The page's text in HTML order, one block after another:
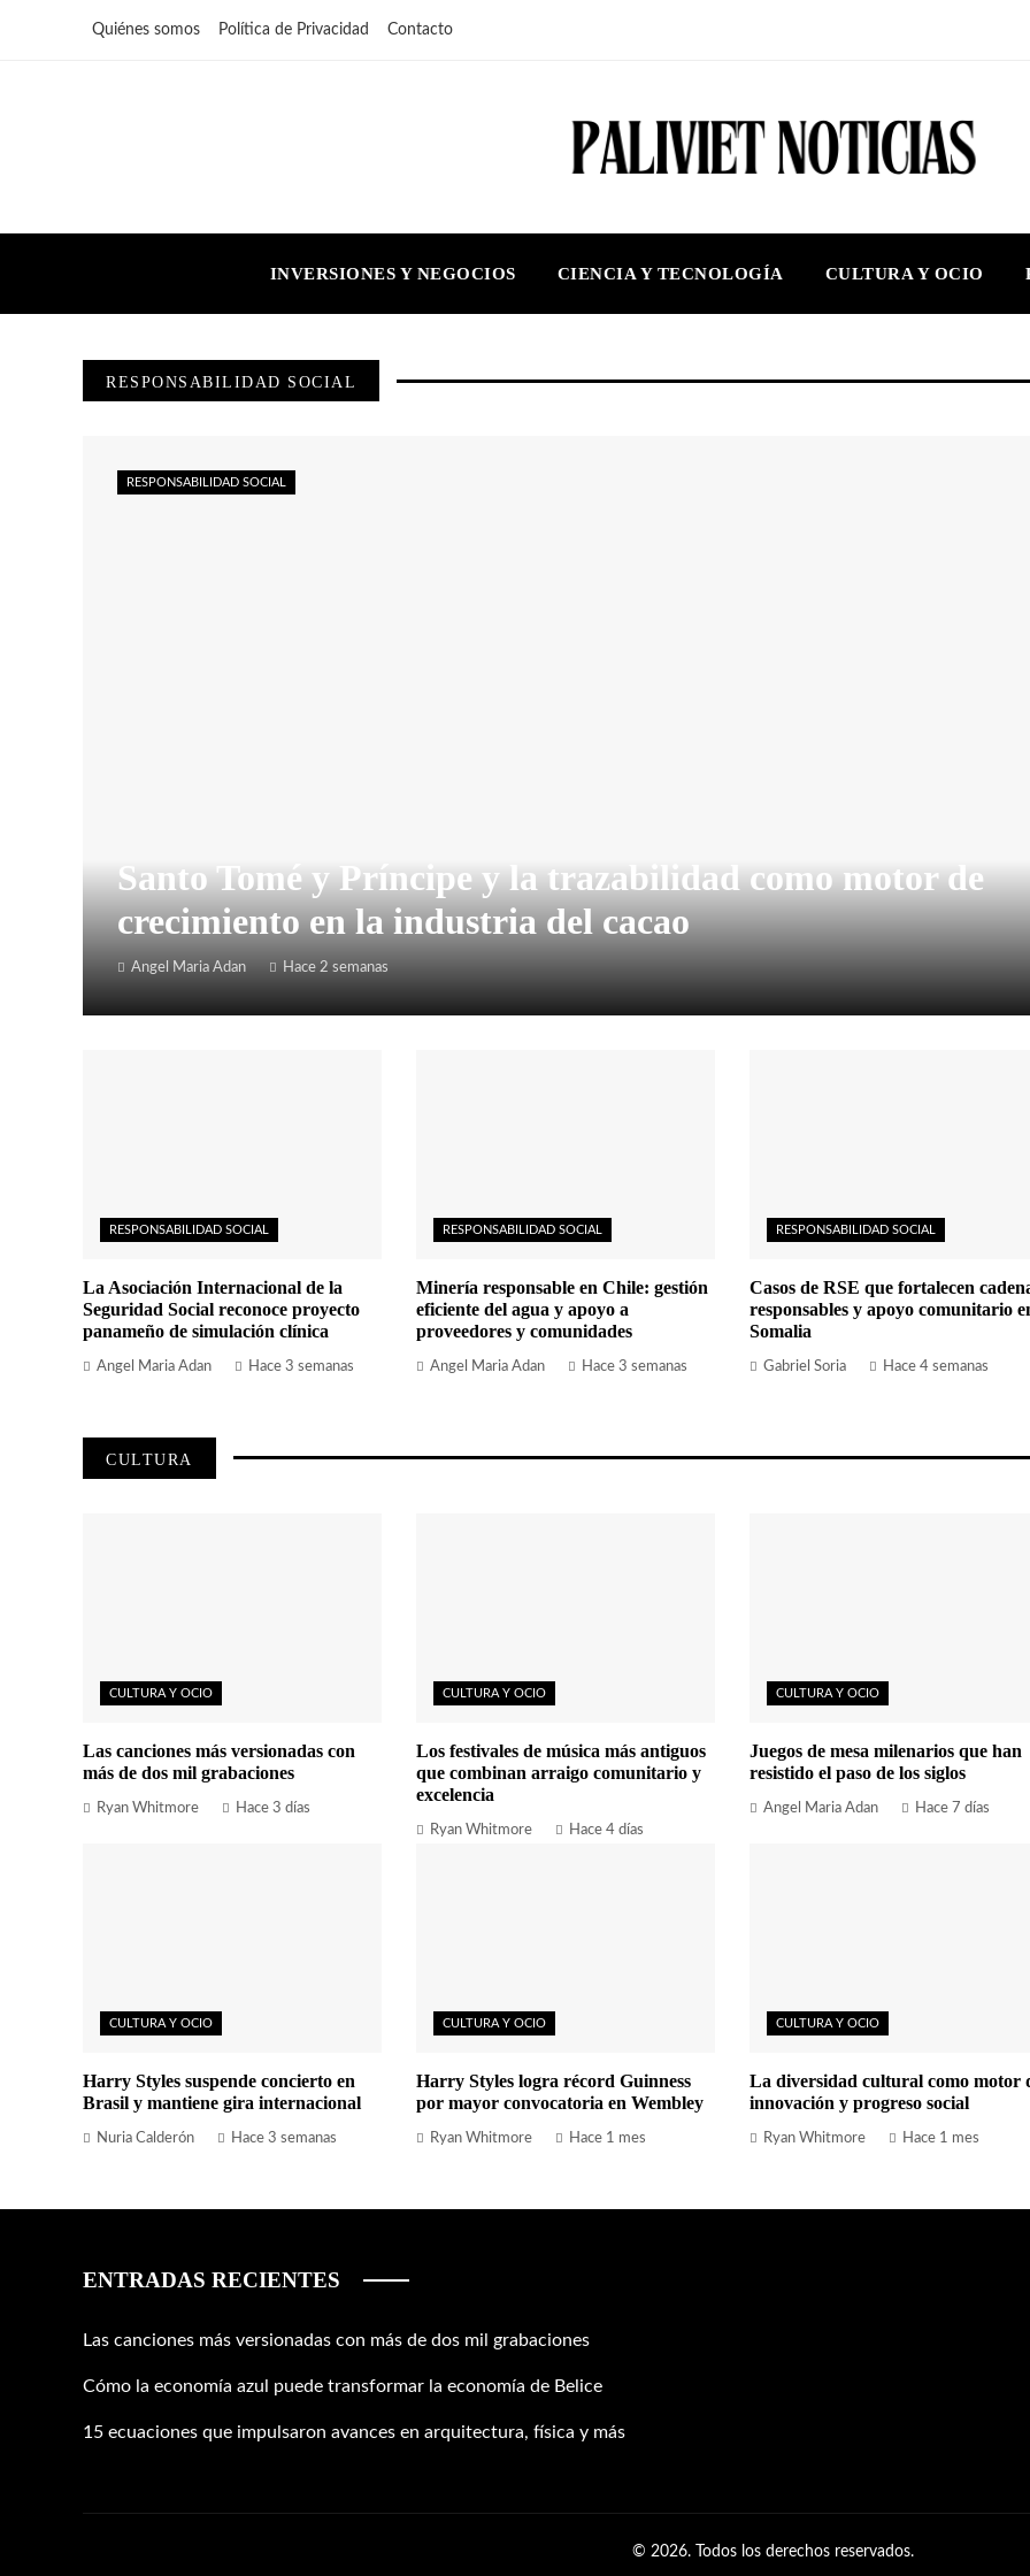
Quiénes somos Política de Privacidad Contacto
INVERSIONES Y NEGOCIOS CIENCIA Y TECNOLOGÍA CULTURA Y OCIO
RESPONSABILIDAD SOCIAL
Santo Tomé y Príncipe y la trazabilidad como motor de
crecimiento en la industria del cacao
Angel Maria Adan Hace 2 semanas
RESPONSABILIDAD SOCIAL
RESPONSABILIDAD SOCIAL
La Asociación Internacional de la
Seguridad Social reconoce proyecto
panameño de simulación clínica
Angel Maria Adan Hace 3 semanas
RESPONSABILIDAD SOCIAL
Minería responsable en Chile: gestión
eficiente del agua y apoyo a
proveedores y comunidades
Angel Maria Adan Hace 3 semanas
RESPONSABILIDAD SOCIAL
Casos de RSE que fortalecen
responsables y apoyo comunitario
Somalia
Gabriel Soria Hace 4 semanas
CULTURA
CULTURA Y OCIO
Las canciones más versionadas con
más de dos mil grabaciones
Ryan Whitmore Hace 3 días
CULTURA Y OCIO
Los festivales de música más antiguos
que combinan arraigo comunitario y
excelencia
Ryan Whitmore Hace 4 días
CULTURA Y OCIO
Juegos de mesa milenarios que han
resistido el paso de los siglos
Angel Maria Adan Hace 7 días
CULTURA Y OCIO
Harry Styles suspende concierto en
Brasil y mantiene gira internacional
Nuria Calderón Hace 3 semanas
CULTURA Y OCIO
Harry Styles logra récord Guinness
por mayor convocatoria en Wembley
Ryan Whitmore Hace 1 mes
CULTURA Y OCIO
La diversidad cultural como motor
innovación y progreso social
Ryan Whitmore Hace 1 mes
ENTRADAS RECIENTES
Las canciones más versionadas con más de dos mil grabaciones
Cómo la economía azul puede transformar la economía de Belice
15 ecuaciones que impulsaron avances en arquitectura, física y más
© 2026. Todos los derechos reservados.